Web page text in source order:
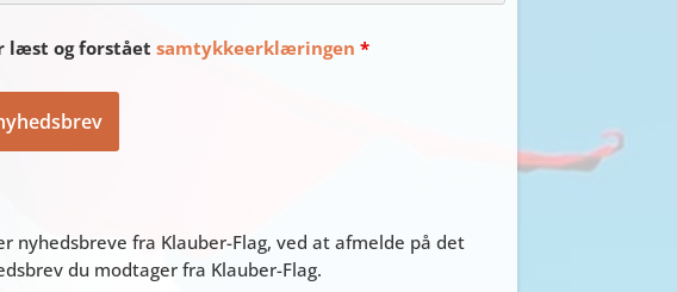
læst og forståetsamtykkeerklæringen *
nyhedsbreve fra Klauber-Flag, ved at afmelde på det
du modtager fra Klauber-Flag.